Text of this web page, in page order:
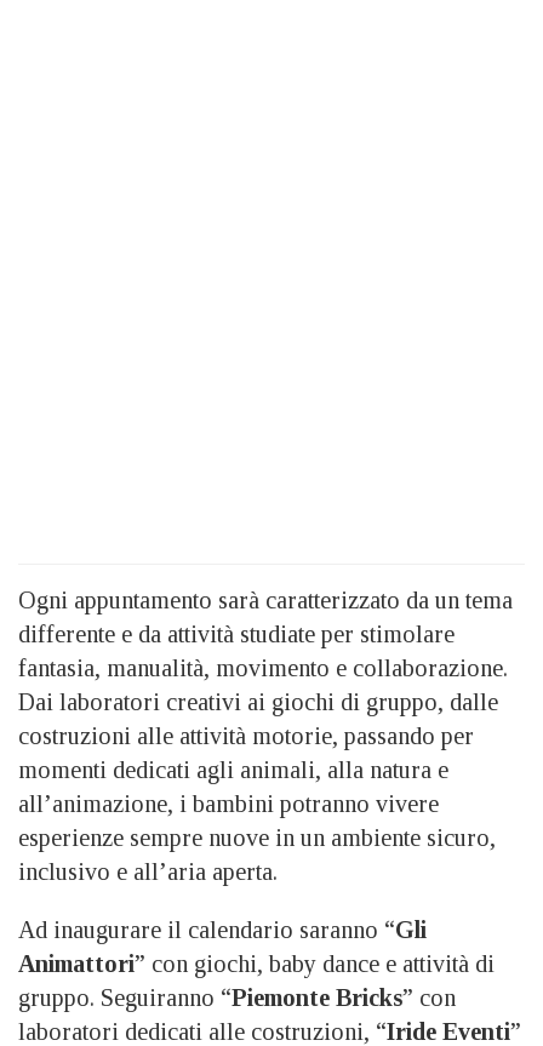
Ogni appuntamento sarà caratterizzato da un tema
differente e da attività studiate per stimolare
fantasia, manualità, movimento e collaborazione.
Dai laboratori creativi ai giochi di gruppo, dalle
costruzioni alle attività motorie, passando per
momenti dedicati agli animali, alla natura e
all’animazione, i bambini potranno vivere
esperienze sempre nuove in un ambiente sicuro,
inclusivo e all’aria aperta.
Ad inaugurare il calendario saranno “Gli
Animattori” con giochi, baby dance e attività di
gruppo. Seguiranno “Piemonte Bricks” con
laboratori dedicati alle costruzioni, “Iride Eventi”